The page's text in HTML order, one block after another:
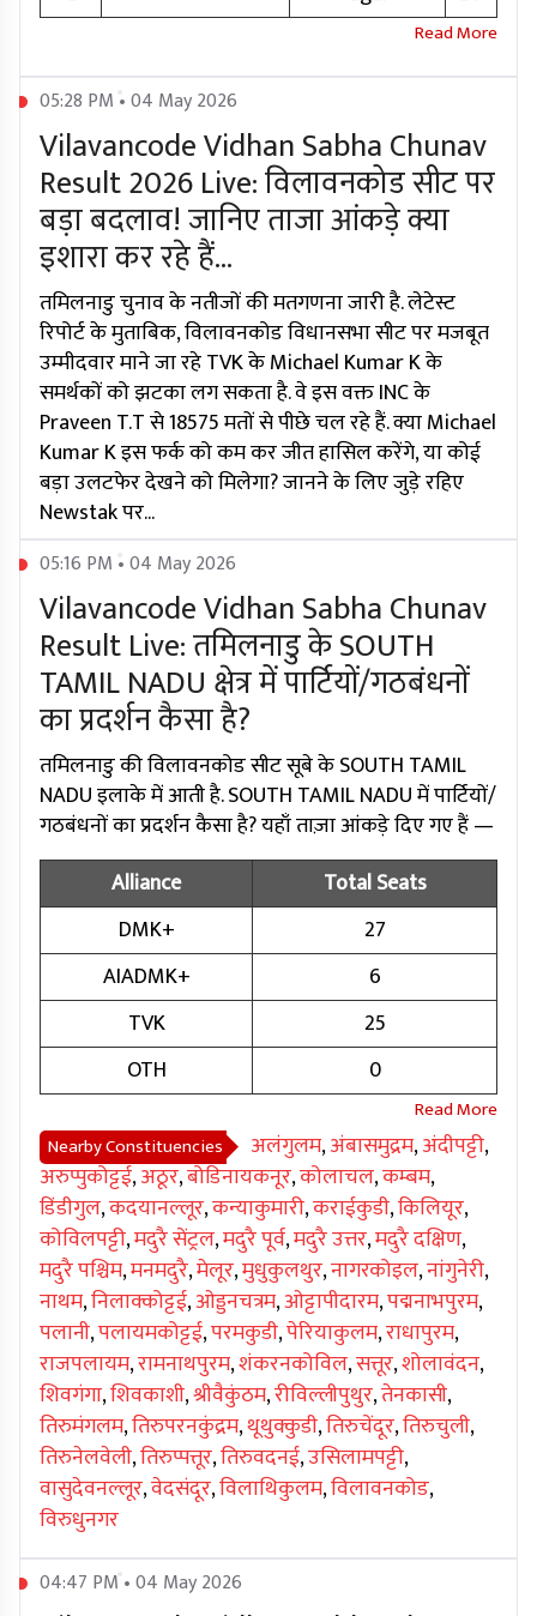
05:28 PM • 04 May 2026
Vilavancode Vidhan Sabha Chunav
Result 2026 Live: विलावनकोड सीट पर
बड़ा बदलाव! जानिए ताजा आंकड़े क्या
इशारा कर रहे हैं...
तमिलनाडु चुनाव के नतीजों की मतगणना जारी है. लेटेस्ट
रिपोर्ट के मुताबिक, विलावनकोड विधानसभा सीट पर मजबूत
उम्मीदवार माने जा रहे TVK के Michael Kumar K के
समर्थकों को झटका लग सकता है. वे इस वक्त INC के
Praveen T.T से 18575 मतों से पीछे चल रहे हैं. क्या Michael
Kumar K इस फर्क को कम कर जीत हासिल करेंगे, या कोई
बड़ा उलटफेर देखने को मिलेगा? जानने के लिए जुड़े रहिए
Newstak पर...
05:16 PM • 04 May 2026
Vilavancode Vidhan Sabha Chunav
Result Live: तमिलनाडु के SOUTH
TAMIL NADU क्षेत्र में पार्टियों/गठबंधनों
का प्रदर्शन कैसा है?
तमिलनाडु की विलावनकोड सीट सूबे के SOUTH TAMIL
NADU इलाके में आती है. SOUTH TAMIL NADU में पार्टियों/
गठबंधनों का प्रदर्शन कैसा है? यहाँ ताज़ा आंकड़े दिए गए हैं —
Alliance
Total Seats
DMK+
27
AIADMK+
6
TVK
25
OTH
0
Nearby Constituencies अलंगुलम,अंबासमुद्रम,अंदीपट्टी,
अरुप्पुकोट्टई,अठूर,बोडिनायकनूर,कोलाचल,कम्बम,
डिंडीगुल,कदयानल्लूर,कन्याकुमारी,कराईकुडी,किलियूर,
कोविलपट्टी,मदुरै सेंट्रल,मदुरै पूर्व,मदुरै उत्तर,मदुरै दक्षिण,
मदुरै पश्चिम,मनमदुरै,मेलूर,मुधुकुलथुर,नागरकोइल,नांगुनेरी,
नाथम,निलाक्कोट्टई,ओड्डनचत्रम,ओट्टापीदारम,पद्मनाभपुरम,
पलानी,पलायमकोट्टई,परमकुडी,पेरियाकुलम,राधापुरम,
राजपलायम,रामनाथपुरम,शंकरनकोविल,सत्तूर,शोलावंदन,
शिवगंगा,शिवकाशी,श्रीवैकुंठम,रीविल्लीपुथुर,तेनकासी,
तिरुमंगलम,तिरुपरनकुंद्रम,थूथुक्कुडी,तिरुचेंदूर,तिरुचुली,
तिरुनेलवेली,तिरुप्पत्तूर,तिरुवदनई,उसिलामपट्टी,
वासुदेवनल्लूर,वेदसंदूर,विलाथिकुलम,विलावनकोड,
विरुधुनगर
04:47 PM • 04 May 2026